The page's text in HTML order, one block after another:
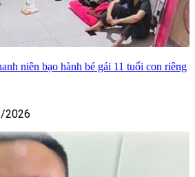
niên bạo hành bé gái 11 tuổi con riêng
2026